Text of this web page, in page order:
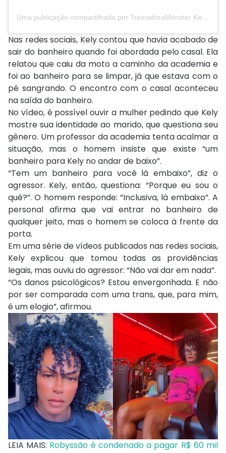
Nas redes sociais, Kely contou que havia acabado de
sair do banheiro quando foi abordada pelo casal. Ela
relatou que caiu da moto a caminho da academia e
foi ao banheiro para se limpar, já que estava com o
pé sangrando. O encontro com o casal aconteceu
na saída do banheiro.
No vídeo, é possível ouvir a mulher pedindo que Kely
mostre sua identidade ao marido, que questiona seu
gênero. Um professor da academia tenta acalmar a
situação, mas o homem insiste que existe “um
banheiro para Kely no andar de baixo”.
“Tem um banheiro para você lá embaixo”, diz o
agressor. Kely, então, questiona: “Porque eu sou o
quê?”. O homem responde: “Inclusiva, lá embaixo”. A
personal afirma que vai entrar no banheiro de
qualquer jeito, mas o homem se coloca à frente da
porta.
Em uma série de vídeos publicados nas redes sociais,
Kely explicou que tomou todas as providências
legais, mas ouviu do agressor: “Não vai dar em nada”.
“Os danos psicológicos? Estou envergonhada. E não
por ser comparada com uma trans, que, para mim,
é um elogio”, afirmou.
LEIA MAIS: Robyssão é condenado a pagar R$ 60 mil